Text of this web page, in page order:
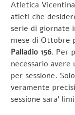
Atletica
atleti che
serie di
mese di Ottobre
Palladio 156. Per
necessario
per sessione.
veramente
sessione sara’